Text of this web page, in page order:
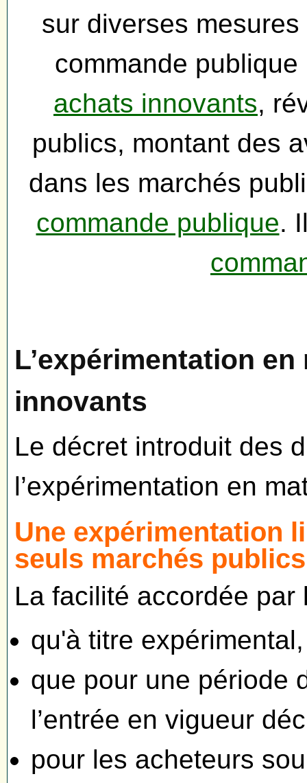
sur diverses
commande
achats innovants,
publics, montant des
dans les marchés
commande publique.
L’expérimentation en
innovants
Le décret introduit des
l’expérimentation en
Une expérimentation
seuls marchés publics
La facilité accordée
qu'à titre expérimental,
que pour une période
l’entrée en vigueur
pour les acheteurs